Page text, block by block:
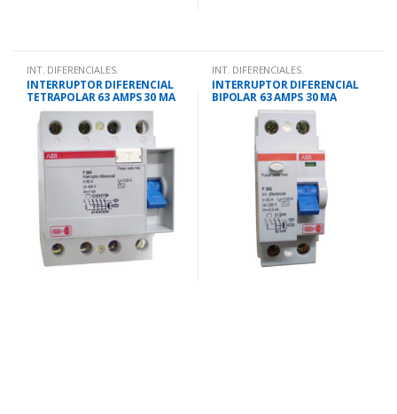
INT. DIFERENCIALES.
INTERRUPTOR DIFERENCIAL
TETRAPOLAR 63 AMPS 30 MA
INT. DIFERENCIALES.
INTERRUPTOR DIFERENCIAL
BIPOLAR 63 AMPS 30 MA